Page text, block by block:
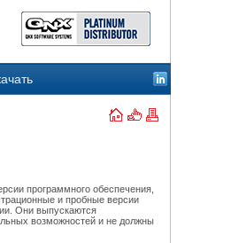
программного обеспечения,
и пробные версии
Они выпускаются
возможностей и не должны